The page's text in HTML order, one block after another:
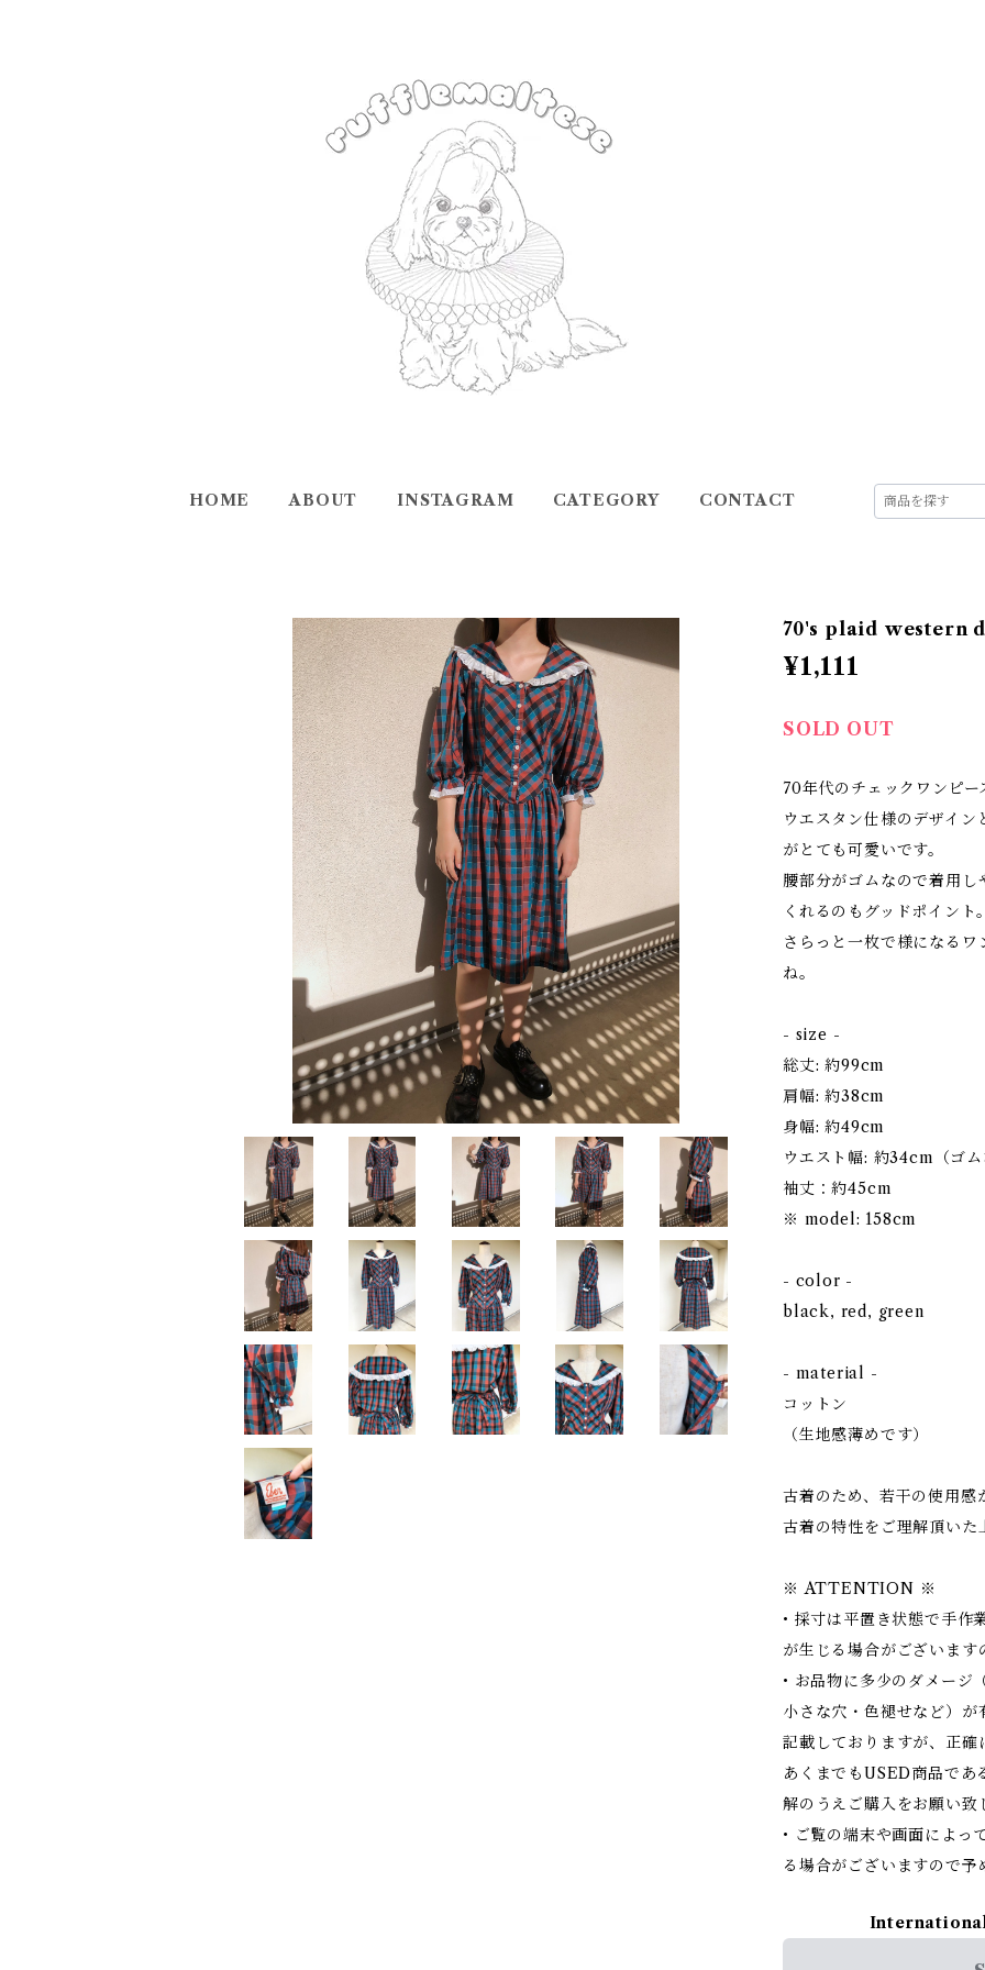
HOME ABOUT INSTAGRAM CATEGORY CONTACT
70's plaid western
¥1,111
SOLD OUT
70年代のチェックワンピー
ウエスタン仕様のデザイ
がとても可愛いです。
腰部分がゴムなので着用
くれるのもグッドポイント。
さらっと一枚で様になるワ
ね。
- size -
総丈: 約99cm
肩幅: 約38cm
身幅: 約49cm
ウエスト幅: 約34cm（ゴム
袖丈：約45cm
※ model: 158cm
- color -
black, red, green
- material -
コットン
（生地感薄めです）
古着のため、若干の使用感
古着の特性をご理解頂いた
※ ATTENTION ※
• 採寸は平置き状態で手作
が生じる場合がございます
• お品物に多少のダメージ
小さな穴・色褪せなど）
記載しておりますが、正確
あくまでもUSED商品であ
解のうえご購入をお願い致
• ご覧の端末や画面によっ
る場合がございますので予